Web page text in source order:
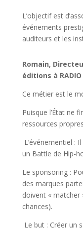
L’objectif est
événements
auditeurs et les
Romain,
éditions à RADIO
Ce métier est le
Puisque l’État ne
ressources
L’événementiel :
un Battle de Hip-
Le sponsoring :
des marques
doivent « matcher
chances).
Le but : Créer un